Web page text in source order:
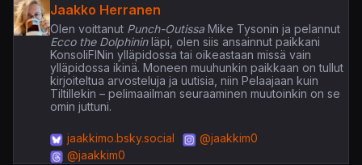
Jaakko Herranen
Olen voittanutPunch-OutissaMike Tysonin ja pelannut
Ecco the Dolphininläpi, olen siis ansainnut paikkani
KonsoliFINin ylläpidossa tai oikeastaan missä vain
ylläpidossa ikinä. Moneen muuhunkin paikkaan on tullut
kirjoiteltua arvosteluja ja uutisia, niin Pelaajaan kuin
Tiltillekin – pelimaailman seuraaminen muutoinkin on se
omin juttuni.
jaakkimo.bsky.social
@jaakkim0
@jaakkim0